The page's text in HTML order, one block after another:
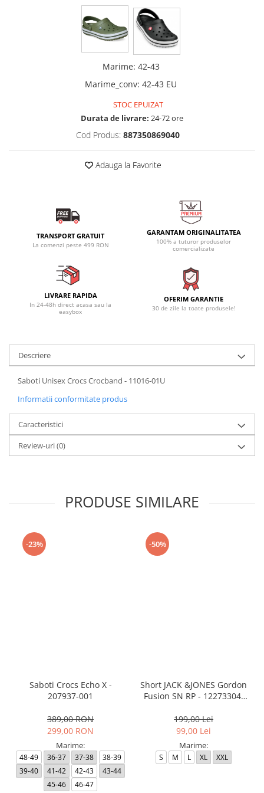
Marime: 42-43
Marime_conv: 42-43 EU
STOC EPUIZAT
Durata de livrare: 24-72 ore
Cod Produs: 887350869040
Adauga la Favorite
TRANSPORT GRATUIT
La comenzi peste 499 RON
GARANTAM ORIGINALITATEA
100% a tuturor produselor
comercializate
LIVRARE RAPIDA
In 24-48h direct acasa sau la
easybox
OFERIM GARANTIE
30 de zile la toate produsele!
Descriere
Saboti Unisex Crocs Crocband - 11016-01U
Informatii conformitate produs
Caracteristici
Review-uri(0)
PRODUSE SIMILARE
-23%
Saboti Crocs Echo X -
207937-001
389,00 RON
299,00 RON
Marime:
48-49 36-37 37-38
38-39
39-40
41-42 42-43
43-44
45-46
46-47
-50%
Short JACK &JONES Gordon
Fusion SN RP - 12273304-
199,00 Lei
99,00 Lei
Marime:
S M L XL XXL